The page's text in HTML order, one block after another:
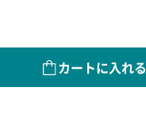
カートに入れる